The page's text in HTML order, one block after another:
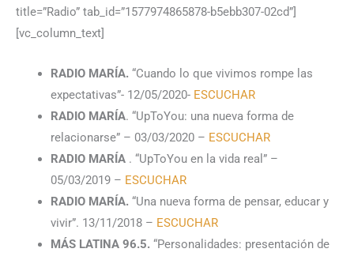
title=”Radio” tab_id=”1577974865878-b5ebb307-02cd”]
[vc_column_text]
RADIO MARÍA. “Cuando lo que vivimos rompe las
expectativas”- 12/05/2020-ESCUCHAR
RADIO MARÍA. “UpToYou: una nueva forma de
relacionarse” – 03/03/2020 – ESCUCHAR
RADIO MARÍA. “UpToYou en la vida real” –
05/03/2019 – ESCUCHAR
RADIO MARÍA. “Una nueva forma de pensar, educar y
vivir”. 13/11/2018 – ESCUCHAR
MÁS LATINA 96.5. “Personalidades: presentación de